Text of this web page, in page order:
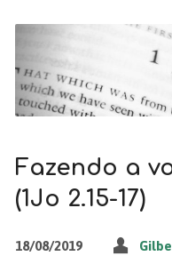
Fazendo a
(1Jo 2.15-17)
18/08/2019